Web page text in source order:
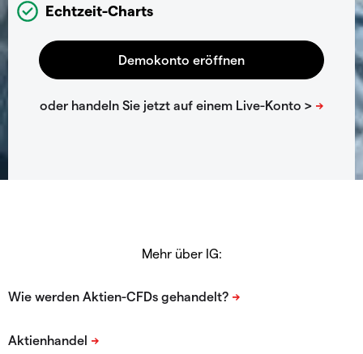
Echtzeit-Charts
Mehr über IG: